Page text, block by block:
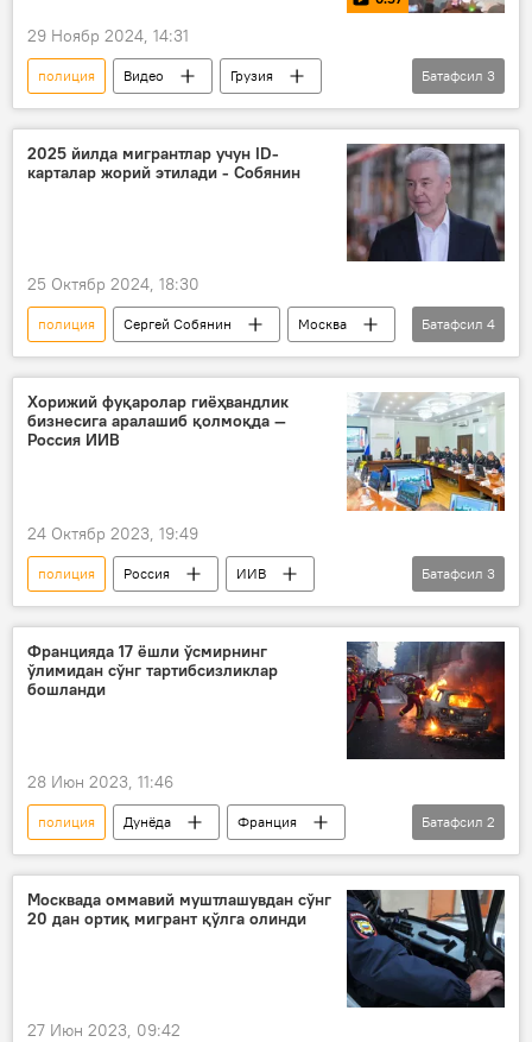
29 Ноябр 2024, 14:31
полиция Видео
Грузия
Норозилик намойиши
Дунё янгиликлари
Дунёда
Батафсил 3
2025 йилда мигрантлар учун ID-
карталар жорий этилади - Собянин
25 Октябр 2024, 18:30
полиция Сергей Собянин
Москва
Миграция
мигрантлар
чегара
назорат
Батафсил 4
Хорижий фуқаролар гиёҳвандлик
бизнесига аралашиб қолмоқда —
Россия ИИВ
24 Октябр 2023, 19:49
полиция Россия
ИИВ
мигрантлар
Миграция
қоидабузарлик
Батафсил 3
Францияда 17 ёшли ўсмирнинг
ўлимидан сўнг тартибсизликлар
бошланди
28 Июн 2023, 11:46
полиция Дунёда
Франция
тартибсизлик
оммавий тартибсизлик
Батафсил 2
Москвада оммавий муштлашувдан сўнг
20 дан ортиқ мигрант қўлга олинди
27 Июн 2023, 09:42